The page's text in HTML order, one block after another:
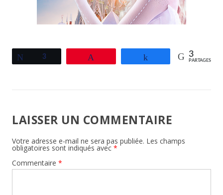
Tweetez
3 Partagez 3
PARTAGES
LAISSER UN COMMENTAIRE
Votre adresse e-mail ne sera pas publiée. Les champs
obligatoires sont indiqués avec *
Commentaire *